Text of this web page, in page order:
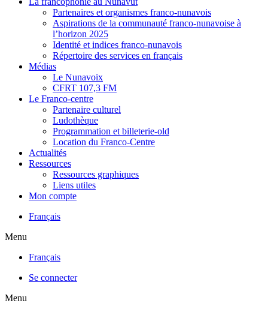
Partenaires et organismes franco-nunavois
Aspirations de la communauté franco-nunavoise à
l’horizon 2025
Identité et indices franco-nunavois
Répertoire des services en français
Médias
Le Nunavoix
CFRT 107,3 FM
Le Franco-centre
Partenaire culturel
Ludothèque
Programmation et billeterie-old
Location du Franco-Centre
Actualités
Ressources
Ressources graphiques
Liens utiles
Mon compte
Français
Menu
Français
Se connecter
Menu